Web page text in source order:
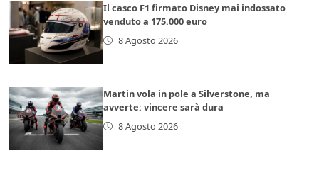
Il casco F1 firmato Disney mai indossato
venduto a 175.000 euro
8 Agosto 2026
Martin vola in pole a Silverstone, ma
avverte: vincere sarà dura
8 Agosto 2026